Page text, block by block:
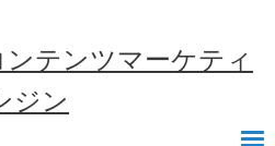
テンツマーケティ
ジン